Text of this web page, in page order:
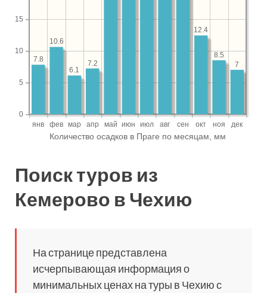
Поиск туров из
Кемерово в Чехию
На странице представлена
исчерпывающая информация о
минимальных ценах на туры в Чехию с